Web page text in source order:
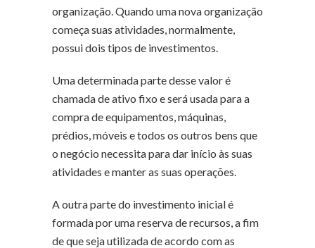
organização. Quando uma nova organização
começasuas atividades, normalmente,
possui dois tipos de investimentos.
Uma determinada parte desse valor é
chamada de ativo fixo e será usada para a
compra de equipamentos, máquinas,
prédios, móveis e todos os outros bens que
o negócio necessita para dar início às suas
atividades e manter as suas operações.
A outra parte do investimento inicial é
formada por uma reserva de recursos, a fim
de que seja utilizada de acordo com as